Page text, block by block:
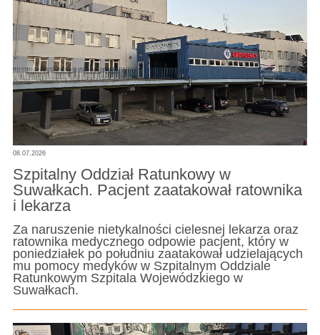
08.07.2026
Szpitalny Oddział Ratunkowy w
Suwałkach. Pacjent zaatakował ratownika
i lekarza
Za naruszenie nietykalności cielesnej lekarza oraz
ratownika medycznego odpowie pacjent, który w
poniedziałek po południu zaatakował udzielających
mu pomocy medyków w Szpitalnym Oddziale
Ratunkowym Szpitala Wojewódzkiego w
Suwałkach.